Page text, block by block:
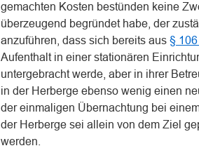
gemachten Kosten bestünden keine
überzeugend begründet habe, der
anzuführen, dass sich bereits aus § 106
Aufenthalt in einer stationären
untergebracht werde, aber in ihrer
in der Herberge ebenso wenig einen
der einmaligen Übernachtung bei
der Herberge sei allein von dem Ziel
werden.